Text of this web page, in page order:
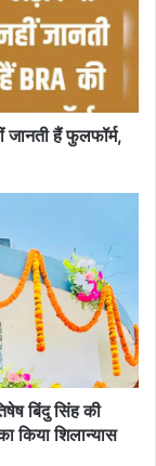
हैं फुलफॉर्म,
बिंदु सिंह की
किया शिलान्यास